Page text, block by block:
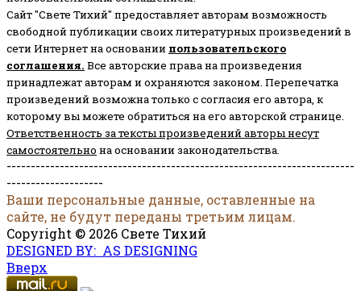
Сайт "Свете Тихий" предоставляет авторам возможность
свободной публикации своих литературных произведений в
сети Интернет на основании пользовательского
соглашения. Все авторские права на произведения
принадлежат авторам и охраняются законом. Перепечатка
произведений возможна только с согласия его автора, к
которому вы можете обратиться на его авторской странице.
Ответственность за тексты произведений авторы несут
самостоятельно на основании законодательства.
------------------------------------------------------------------------
--------------------
Ваши персональные данные, оставленные на
сайте, не будут переданы третьим лицам.
Copyright © 2026 Свете Тихий
DESIGNED BY: AS DESIGNING
Вверх